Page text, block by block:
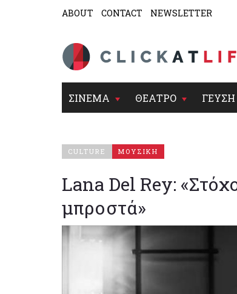
ABOUT CONTACT NEWSLETTER
ΣΙΝΕΜΑ ΘΕΑΤΡΟ ΓΕΥΣΗ
CULTURE ΜΟΥΣΙΚΗ
Lana Del Rey:
μπροστά»